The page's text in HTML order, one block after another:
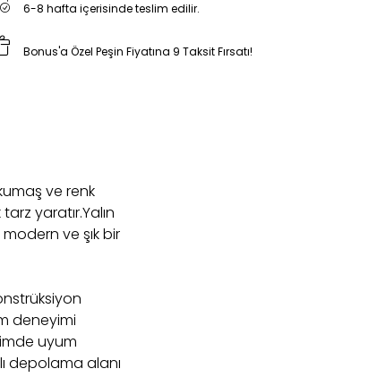
6-8 hafta içerisinde teslim edilir.
Bonus'a Özel Peşin Fiyatına 9 Taksit Fırsatı!
ve renk
yaratır.Yalın
ve şık bir
deneyimi
uyum
depolama alanı